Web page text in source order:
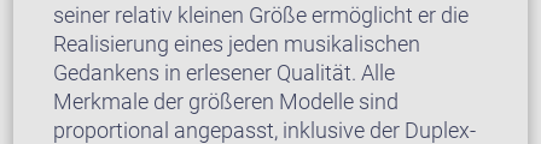
seiner relativ kleinen Größe ermöglicht er die
Realisierung eines jeden musikalischen
Gedankens in erlesener Qualität. Alle
Merkmale der größeren Modelle sind
proportional angepasst, inklusive der Duplex-